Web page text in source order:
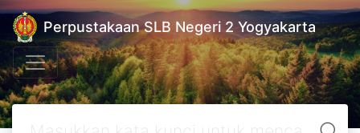
Perpustakaan SLB Negeri 2 Yogyakarta